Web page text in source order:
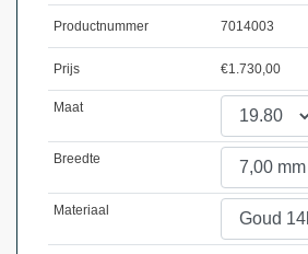
Productnummer 7014003
Prijs €1.730,00
Maat
Breedte
Materiaal